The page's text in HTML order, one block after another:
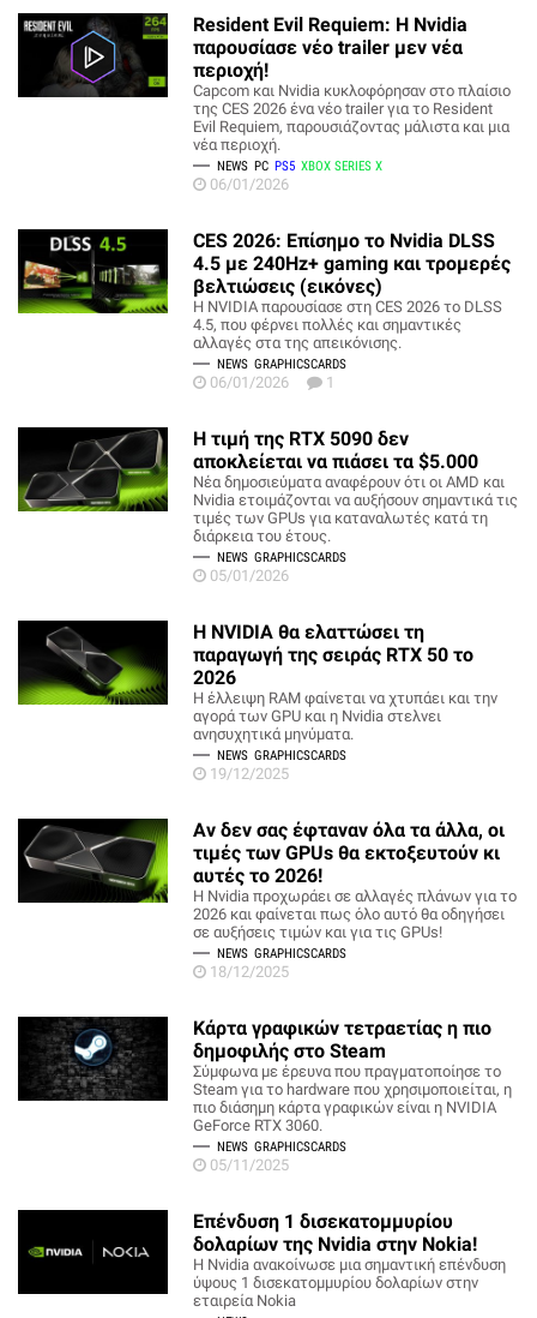
Resident Evil Requiem: Η Nvidia
παρουσίασε νέο trailer μεν νέα
περιοχή!
Capcom και Nvidia κυκλοφόρησαν στο πλαίσιο
της CES 2026 ένα νέο trailer για το Resident
Evil Requiem, παρουσιάζοντας μάλιστα και μια
νέα περιοχή.
NEWS PC PS5 XBOX SERIES X
06/01/2026
CES 2026: Επίσημο το Nvidia DLSS
4.5 με 240Hz+ gaming και τρομερές
βελτιώσεις (εικόνες)
Η NVIDIA παρουσίασε στη CES 2026 το DLSS
4.5, που φέρνει πολλές και σημαντικές
αλλαγές στα της απεικόνισης.
NEWS GRAPHICSCARDS
06/01/2026 1
Η τιμή της RTX 5090 δεν
αποκλείεται να πιάσει τα $5.000
Νέα δημοσιεύματα αναφέρουν ότι οι AMD και
Nvidia ετοιμάζονται να αυξήσουν σημαντικά τις
τιμές των GPUs για καταναλωτές κατά τη
διάρκεια του έτους.
NEWS GRAPHICSCARDS
05/01/2026
Η NVIDIA θα ελαττώσει τη
παραγωγή της σειράς RTX 50 το
2026
Η έλλειψη RAM φαίνεται να χτυπάει και την
αγορά των GPU και η Nvidia στελνει
ανησυχητικά μηνύματα.
NEWS GRAPHICSCARDS
19/12/2025
Αν δεν σας έφταναν όλα τα άλλα, οι
τιμές των GPUs θα εκτοξευτούν κι
αυτές το 2026!
Η Nvidia προχωράει σε αλλαγές πλάνων για το
2026 και φαίνεται πως όλο αυτό θα οδηγήσει
σε αυξήσεις τιμών και για τις GPUs!
NEWS GRAPHICSCARDS
18/12/2025
Κάρτα γραφικών τετραετίας η πιο
δημοφιλής στο Steam
Σύμφωνα με έρευνα που πραγματοποίησε το
Steam για το hardware που χρησιμοποιείται, η
πιο διάσημη κάρτα γραφικών είναι η NVIDIA
GeForce RTX 3060.
NEWS GRAPHICSCARDS
05/11/2025
Επένδυση 1 δισεκατομμυρίου
δολαρίων της Nvidia στην Nokia!
Η Nvidia ανακοίνωσε μια σημαντική επένδυση
ύψους 1 δισεκατομμυρίου δολαρίων στην
εταιρεία Nokia